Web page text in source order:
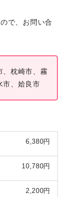
で、お問い合
、枕崎市、霧
市、姶良市
6,380円
10,780円
2,200円